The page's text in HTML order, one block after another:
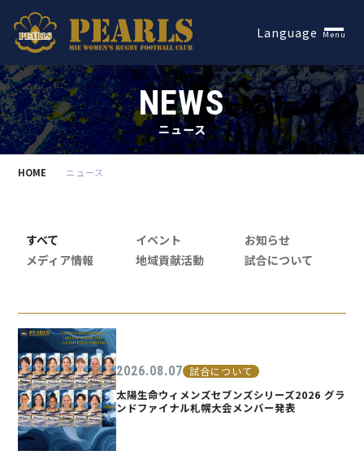
Language Menu
NEWS
ニュース
HOME ニュース
すべて イベント
お知らせ
メディア情報
地域貢献活動 試合について
2026.08.07 試合について
太陽生命ウィメンズセブンズシリーズ2026 グラ
ンドファイナル札幌大会メンバー発表